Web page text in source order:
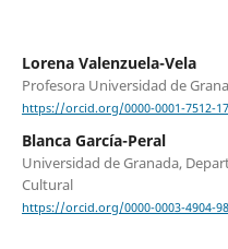
Lorena Valenzuela-Vela
Profesora Universidad de
https://orcid.org/0000-0001-7512-
Blanca García-Peral
Universidad de Granada,
Cultural
https://orcid.org/0000-0003-4904-